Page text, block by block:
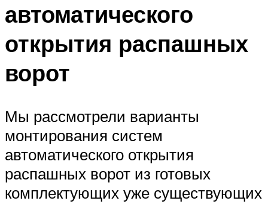
автоматического
открытия распашных
ворот
Мы рассмотрели варианты
монтирования систем
автоматического открытия
распашных ворот из готовых
комплектующих уже существующих